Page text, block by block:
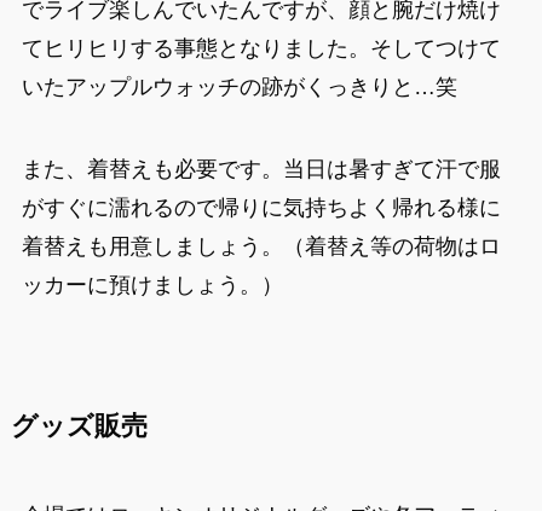
でライブ楽しんでいたんですが、顔と腕だけ焼け
てヒリヒリする事態となりました。そしてつけて
いたアップルウォッチの跡がくっきりと…笑
また、着替えも必要です。当日は暑すぎて汗で服
がすぐに濡れるので帰りに気持ちよく帰れる様に
着替えも用意しましょう。（着替え等の荷物はロ
ッカーに預けましょう。）
グッズ販売